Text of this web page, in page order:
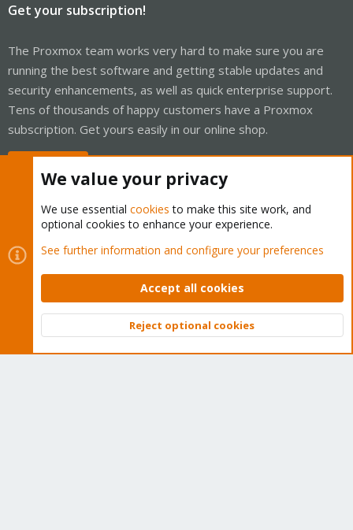
Get your subscription!
The Proxmox team works very hard to make sure you are
running the best software and getting stable updates and
security enhancements, as well as quick enterprise support.
Tens of thousands of happy customers have a Proxmox
subscription. Get yours easily in our online shop.
Cookies
Proxmox Support Forum - Light Mode
Contact us
Terms and rules Privacy policy Help Home
Community platform by XenForo © 2010-2026 XenForo Ltd.
Top
We value your privacy
We use essential cookies to make this site work, and
optional cookies to enhance your experience.
See further information and configure your preferences
Accept all cookies
Reject optional cookies